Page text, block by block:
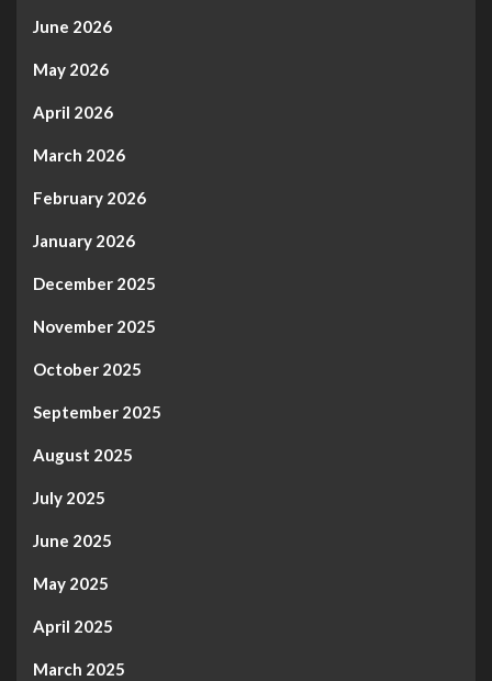
June 2026
May 2026
April 2026
March 2026
February 2026
January 2026
December 2025
November 2025
October 2025
September 2025
August 2025
July 2025
June 2025
May 2025
April 2025
March 2025